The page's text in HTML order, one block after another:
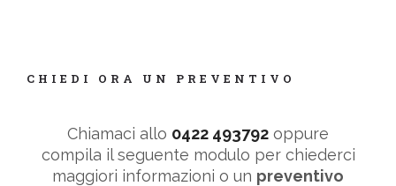
CHIEDI ORA UN PREVENTIVO
Chiamaci allo 0422 493792 oppure
compila il seguente modulo per chiederci
maggiori informazioni o un preventivo